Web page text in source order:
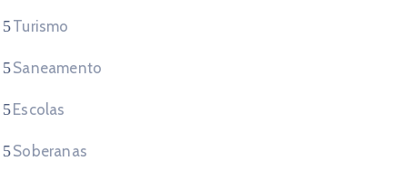
Turismo
Saneamento
Escolas
Soberanas